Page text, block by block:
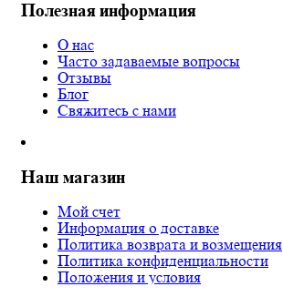
Полезная информация
О нас
Часто задаваемые вопросы
Отзывы
Блог
Свяжитесь с нами
Наш магазин
Мой счет
Информация о доставке
Политика возврата и возмещения
Политика конфиденциальности
Положения и условия